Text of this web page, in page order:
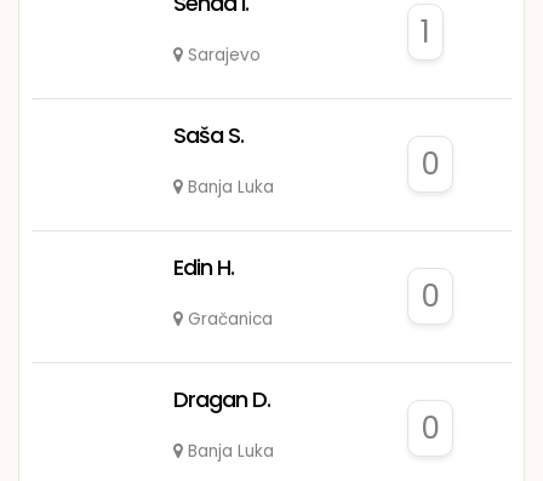
Sarajevo
1
Saša S.
Banja Luka
0
Edin H.
Gračanica
0
Dragan D.
Banja Luka
0